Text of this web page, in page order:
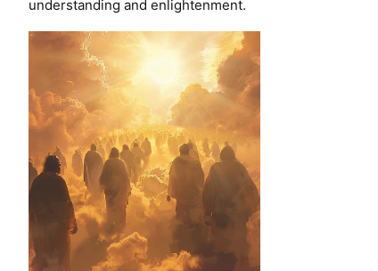
understanding and enlightenment.